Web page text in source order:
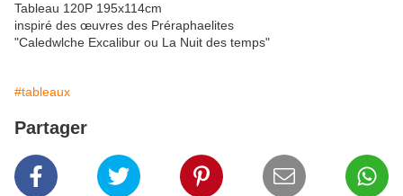
Tableau 120P 195x114cm
inspiré des œuvres des Préraphaelites
"Caledwlche Excalibur ou La Nuit des temps"
#tableaux
Partager